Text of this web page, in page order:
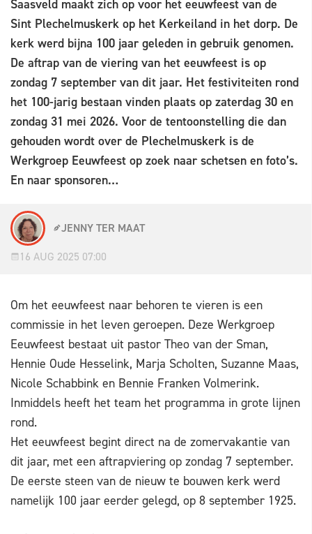
Saasveld maakt zich op voor het eeuwfeest van de
Sint Plechelmuskerk op het Kerkeiland in het dorp. De
kerk werd bijna 100 jaar geleden in gebruik genomen.
De aftrap van de viering van het eeuwfeest is op
zondag 7 september van dit jaar. Het festiviteiten rond
het 100-jarig bestaan vinden plaats op zaterdag 30 en
zondag 31 mei 2026. Voor de tentoonstelling die dan
gehouden wordt over de Plechelmuskerk is de
Werkgroep Eeuwfeest op zoek naar schetsen en foto’s.
En naar sponsoren…
JENNY TER MAAT
16 AUG 2025 07:00
Om het eeuwfeest naar behoren te vieren is een
commissie in het leven geroepen. Deze Werkgroep
Eeuwfeest bestaat uit pastor Theo van der Sman,
Hennie Oude Hesselink, Marja Scholten, Suzanne Maas,
Nicole Schabbink en Bennie Franken Volmerink.
Inmiddels heeft het team het programma in grote lijnen
rond.
Het eeuwfeest begint direct na de zomervakantie van
dit jaar, met een aftrapviering op zondag 7 september.
De eerste steen van de nieuw te bouwen kerk werd
namelijk 100 jaar eerder gelegd, op 8 september 1925.